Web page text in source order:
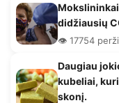
didžiausių
👁️ 17754
Daugiau
kubeliai,
skonį.